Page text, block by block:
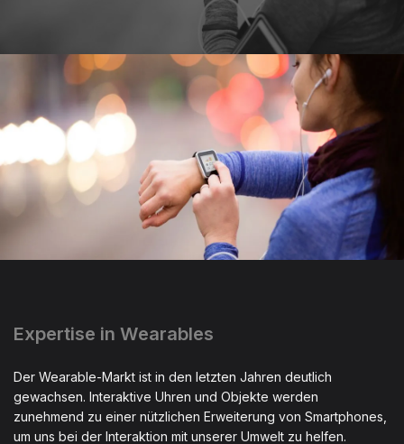
STARTEN SIE JETZT
Expertise in Wearables
Der Wearable-Markt ist in den letzten Jahren deutlich
gewachsen. Interaktive Uhren und Objekte werden
zunehmend zu einer nützlichen Erweiterung von Smartphones,
um uns bei der Interaktion mit unserer Umwelt zu helfen.